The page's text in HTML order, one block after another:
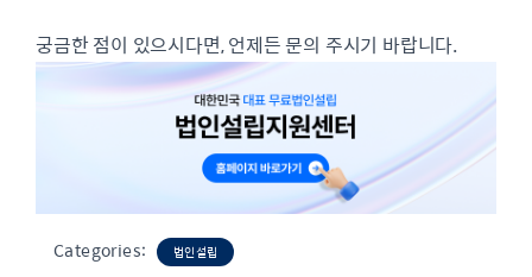
궁금한 점이 있으시다면, 언제든 문의 주시기 바랍니다.
Categories: 법인설립